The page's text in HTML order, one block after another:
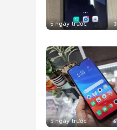
5 ngày trước 3
5 ngày trước 6